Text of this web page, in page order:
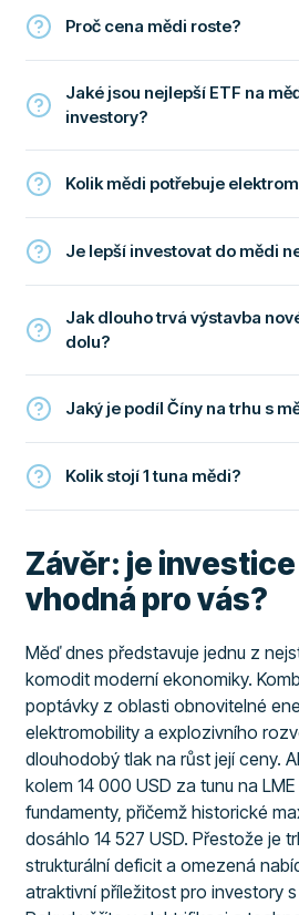
Proč cena mědi roste?
Jaké jsou nejlepší ETF na
investory?
Kolik mědi potřebuje
Je lepší investovat do mědi
Jak dlouho trvá výstavba
dolu?
Jaký je podíl Číny na trhu s
Kolik stojí 1 tuna mědi?
Závěr: je
vhodná pro vás?
Měď dnes představuje jednu z
komodit moderní ekonomiky.
poptávky z oblasti obnovitelné
elektromobility a explozivního
dlouhodobý tlak na růst její ceny.
kolem 14 000 USD za tunu na
fundamenty, přičemž historické
dosáhlo 14 527 USD. Přestože je
strukturální deficit a omezená
atraktivní příležitost pro investory